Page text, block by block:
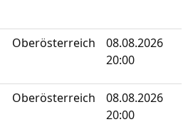
Oberösterreich
08.08.2026
20:00
Oberösterreich
08.08.2026
20:00